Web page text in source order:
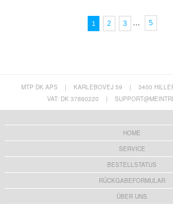
1 2 3 ... 5
MTP DK APS | KARLEBOVEJ 59 | 3400
VAT: DK 37860220
|
HOME
SERVICE
BESTELLSTATUS
RÜCKGABEFORMULAR
ÜBER UNS